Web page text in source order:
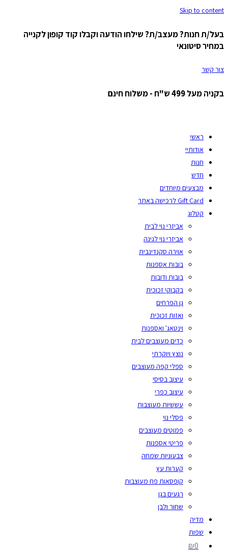
Skip to content
בעל/ת חנות? מעצב/ת? שילחו הודעה וקבלו קוד קופון לקנייה
במחיר סיטונאי
צור קשר
בקניה מעל 499 ש"ח - משלוח חינם
ראשי
אודותיי
חנות
חדש
מבצעים מיוחדים
Gift Card לרכישה באתר
קטלוג
אביזרי נוי לבית
אביזרי נוי לגינה
אוירה סקנדינבית
בובות אספנות
בובות ודובות
בקבוקי זכוכית
גן הפרחים
ואזות זכוכית
וינטאג' ואספנות
כדים מעוצבים לבית
נוצץ ויוקרתי
ספלי קפה מעוצבים
עיצוב בסיסי
עיצוב כפרי
עששיות מעוצבות
פסלי נוי
פמוטים מעוצבים
פריטי אספנות
צבעוניות שמחה
קערות עץ
קופסאות פח מעוצבות
רגעים בגן
שחור ולבן
מדיה
שפות
₪0